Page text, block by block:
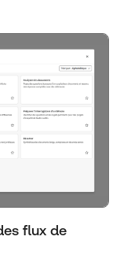
flux de